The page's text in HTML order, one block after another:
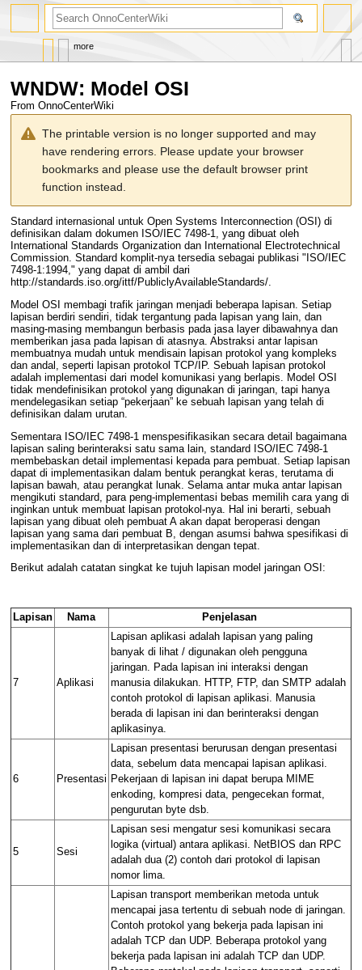
WNDW: Model OSI
From OnnoCenterWiki
navigation
The printable version is no longer supported and may
have rendering errors. Please update your browser
bookmarks and please use the default browser print
function instead.
Standard internasional untuk Open Systems Interconnection(OSI ) di
definisikan dalam dokumen ISO/IEC 7498-1, yang dibuat oleh
International Standards Organizationdan International Electrotechnical
Commission. Standard komplit-nya tersedia sebagai publikasi "ISO/IEC
7498-1:1994," yang dapat di ambil dari
http://standards.iso.org/ittf/PubliclyAvailableStandards/.
Model OSI
membagi trafik jaringan menjadi beberapa lapisan. Setiap
lapisan berdiri sendiri, tidak tergantung pada lapisan yang lain, dan
masing-masing membangun berbasis pada jasa layer dibawahnya dan
memberikan jasa pada lapisan di atasnya. Abstraksi antar lapisan
membuatnya mudah untuk mendisain lapisan protokol yang kompleks
dan andal, seperti lapisan protokol TCP/IP. Sebuah lapisan protokol
adalah implementasi dari model komunikasi yang berlapis. Model OSI
tidak mendefinisikan protokol yang digunakan di jaringan, tapi hanya
mendelegasikan setiap “pekerjaan” ke sebuah lapisan yang telah di
definisikan dalam urutan.
Sementara ISO/IEC 7498-1 menspesifikasikan secara detail bagaimana
lapisan saling berinteraksi satu sama lain, standard ISO/IEC 7498-1
membebaskan detail implementasi kepada para pembuat. Setiap lapisan
dapat di implementasikan dalam bentuk perangkat keras , terutama di
lapisan bawah, atau perangkat lunak . Selama antar mukaantar lapisan
mengikuti standard, para peng-implementasi bebas memilih cara yang di
inginkan untuk membuat lapisan protokol-nya. Hal ini berarti, sebuah
lapisan yang dibuat oleh pembuat A akan dapat beroperasi dengan
lapisan yang sama dari pembuat B, dengan asumsi bahwa spesifikasi di
implementasikan dan di interpretasikan dengan tepat.
Berikut adalah catatan singkat ke tujuh lapisan model jaringan OSI :
Lapisan Nama Penjelasan
7 Aplikasi
Lapisan aplikasi adalah lapisan yang paling
banyak di lihat / digunakan oleh pengguna
jaringan. Pada lapisan ini interaksi dengan
manusia dilakukan.
HTTP, FTP, dan SMTP adalah
contoh protokol di lapisan aplikasi . Manusia
berada di lapisan ini dan berinteraksi dengan
aplikasinya.
6 Presentasi
Lapisan presentasi berurusan dengan presentasi
data, sebelum data mencapai lapisan aplikasi
Pekerjaan di lapisan ini dapat berupa MIME
enkoding, kompresi data, pengecekan format,
pengurutan byte dsb.
5 Sesi
Lapisan sesi mengatur sesi komunikasi secara
logika (virtual ) antara aplikasi. NetBIOS dan RPC
adalah dua (2) contoh dari protokol di lapisan
nomor lima.
Lapisan transportmemberikan metoda untuk
mencapai jasa tertentu di sebuah node di jaringan.
Contoh protokol yang bekerja pada lapisan ini
adalah TCP dan UDP. Beberapa protokol yang
bekerja pada lapisan ini adalah TCP dan UDP.
more
search